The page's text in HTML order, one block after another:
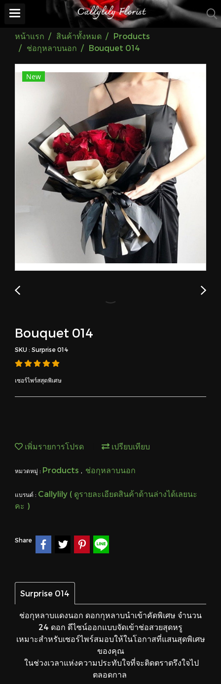
หน้าแรก สินค้าทั้งหมด
Products
ช่อกุหลาบนอก
Bouquet 014
New
Bouquet 014
SKU : Surprise 014
เซอร์ไพร์สสุดพิเศษ
เพิ่มรายการโปรด เปรียบเทียบ
หมวดหมู่ : Products , ช่อกุหลาบนอก
แบรนด์ : Callylily ( ดูรายละเอียดสินค้าด้านล่างได้เลยนะ
คะ )
Share
Surprise 014
ช่อกุหลาบแดงนอก ดอกกุหลาบนำเข้าคัดพิเศษ จำนวน
24 ดอก ดีไซน์ออกแบบจัดเข้าช่อสวยสุดหรู
เหมาะสำหรับเซอร์ไพร์สมอบให้ในโอกาสที่แสนสุดพิเศษ
ของคุณ
ในช่วงเวลาแห่งความประทับใจที่จะติดตราตรึงใจไป
ตลอดกาล